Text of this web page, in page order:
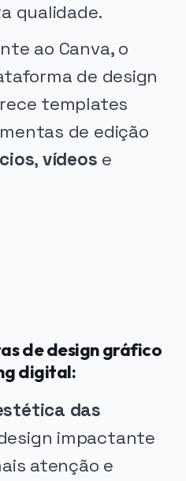
qualidade.
ao Canva, o
de design
templates
de edição
, vídeos e
de design gráfico
digital:
das
impactante
atenção e